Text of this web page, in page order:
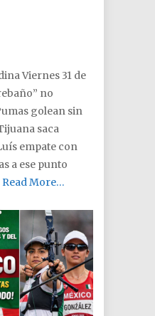
Viernes 31 de
no
golean sin
saca
empate con
a ese punto
Read More…